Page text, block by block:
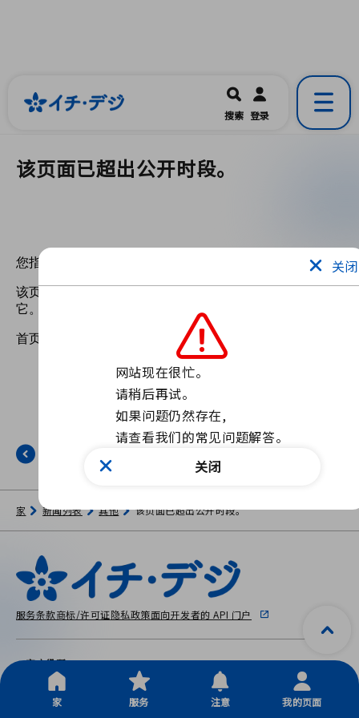
一宮市公式の地域情報ポータルアプリ
開く
搜索 登录
该页面已超出公开时段。
家 新闻列表 其他 该页面已超出公开时段。
服务条款商标/许可证隐私政策面向开发者的 API 门户
一宫市役所
〒491-8501 爱知县一宫市本町 2-5-6
Copyright © City Ichinomiya, All Rights Reserved.
家 服务 注意 我的页面
关闭
网站现在很忙。
请稍后再试。
如果问题仍然存在,
请查看我们的常见问题解答。
关闭